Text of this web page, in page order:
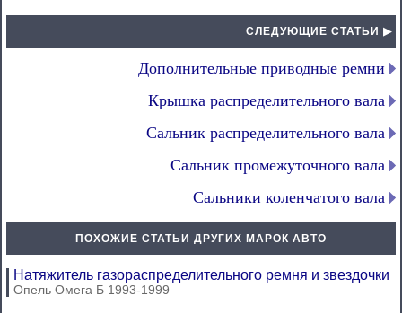
СЛЕДУЮЩИЕ СТАТЬИ ▶
Дополнительные приводные ремни
Крышка распределительного вала
Сальник распределительного вала
Сальник промежуточного вала
Сальники коленчатого вала
ПОХОЖИЕ СТАТЬИ ДРУГИХ МАРОК АВТО
Натяжитель газораспределительного ремня и звездочки
Опель Омега Б 1993-1999